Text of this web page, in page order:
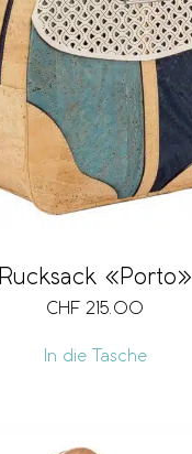
Rucksack «Porto»
CHF 215.00
In die Tasche